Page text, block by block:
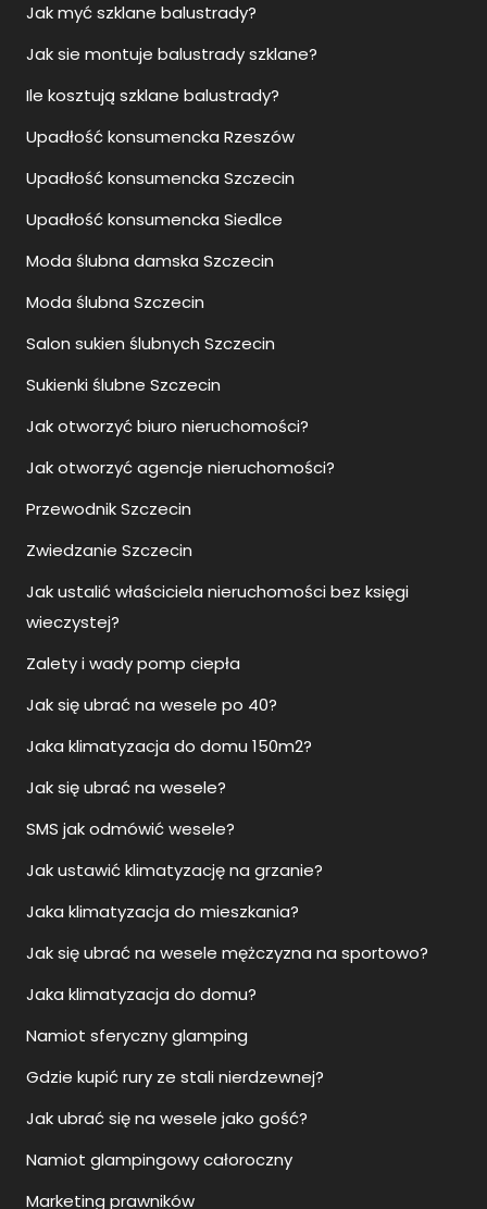
Jak myć szklane balustrady?
Jak sie montuje balustrady szklane?
Ile kosztują szklane balustrady?
Upadłość konsumencka Rzeszów
Upadłość konsumencka Szczecin
Upadłość konsumencka Siedlce
Moda ślubna damska Szczecin
Moda ślubna Szczecin
Salon sukien ślubnych Szczecin
Sukienki ślubne Szczecin
Jak otworzyć biuro nieruchomości?
Jak otworzyć agencje nieruchomości?
Przewodnik Szczecin
Zwiedzanie Szczecin
Jak ustalić właściciela nieruchomości bez księgi
wieczystej?
Zalety i wady pomp ciepła
Jak się ubrać na wesele po 40?
Jaka klimatyzacja do domu 150m2?
Jak się ubrać na wesele?
SMS jak odmówić wesele?
Jak ustawić klimatyzację na grzanie?
Jaka klimatyzacja do mieszkania?
Jak się ubrać na wesele mężczyzna na sportowo?
Jaka klimatyzacja do domu?
Namiot sferyczny glamping
Gdzie kupić rury ze stali nierdzewnej?
Jak ubrać się na wesele jako gość?
Namiot glampingowy całoroczny
Marketing prawników